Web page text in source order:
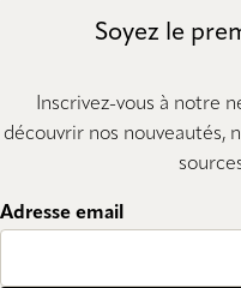
Soyez le
Inscrivez-vous à notre
découvrir nos nouveautés,
Adresse email